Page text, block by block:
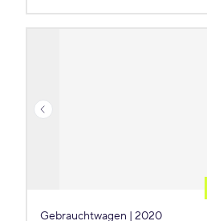
Gebrauchtwagen | 2020